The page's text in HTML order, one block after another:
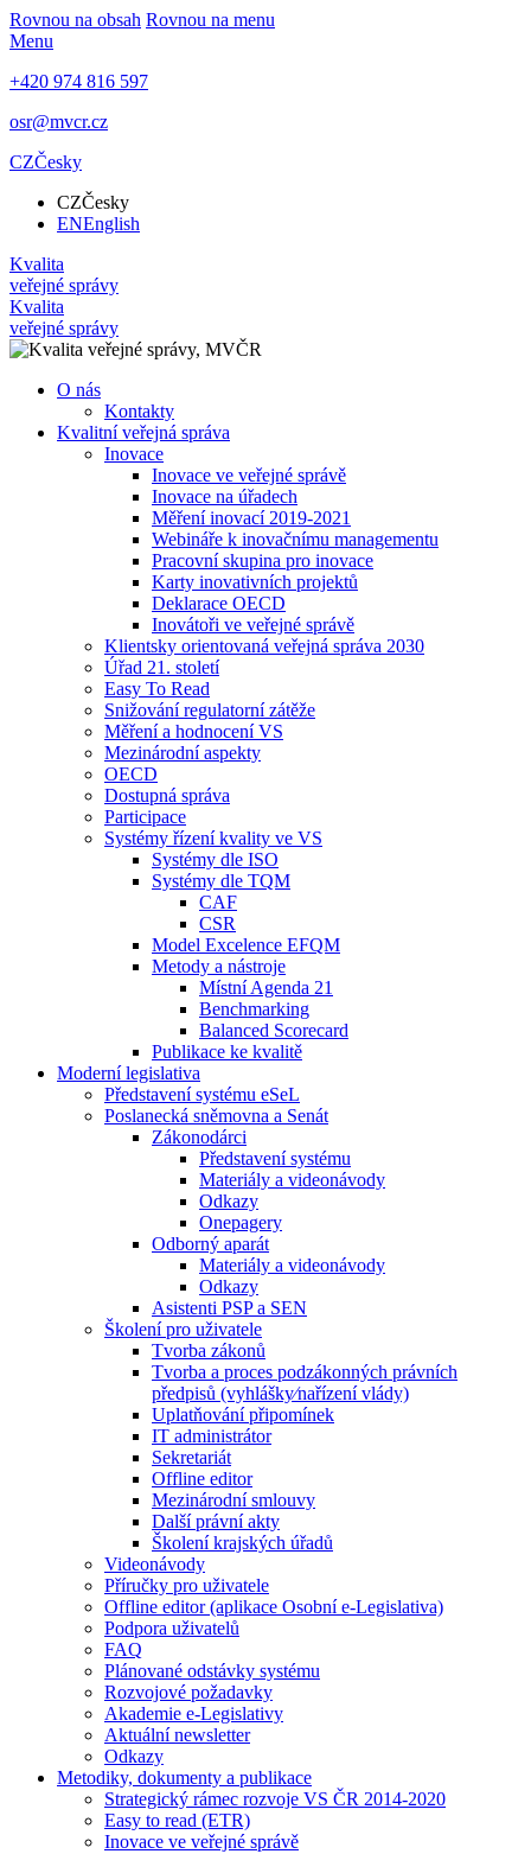
Rovnou na obsah Rovnou na menu
Menu
+420 974 816 597
osr@mvcr.cz
CZČesky
CZČesky
ENEnglish
Kvalita
veřejné správy
Kvalita
veřejné správy
O nás
Kontakty
Kvalitní veřejná správa
Inovace
Inovace ve veřejné správě
Inovace na úřadech
Měření inovací 2019-2021
Webináře k inovačnímu managementu
Pracovní skupina pro inovace
Karty inovativních projektů
Deklarace OECD
Inovátoři ve veřejné správě
Klientsky orientovaná veřejná správa 2030
Úřad 21. století
Easy To Read
Snižování regulatorní zátěže
Měření a hodnocení VS
Mezinárodní aspekty
OECD
Dostupná správa
Participace
Systémy řízení kvality ve VS
Systémy dle ISO
Systémy dle TQM
CAF
CSR
Model Excelence EFQM
Metody a nástroje
Místní Agenda 21
Benchmarking
Balanced Scorecard
Publikace ke kvalitě
Moderní legislativa
Představení systému eSeL
Poslanecká sněmovna a Senát
Zákonodárci
Představení systému
Materiály a videonávody
Odkazy
Onepagery
Odborný aparát
Materiály a videonávody
Odkazy
Asistenti PSP a SEN
Školení pro uživatele
Tvorba zákonů
Tvorba a proces podzákonných právních
předpisů (vyhlášky⁄nařízení vlády)
Uplatňování připomínek
IT administrátor
Sekretariát
Offline editor
Mezinárodní smlouvy
Další právní akty
Školení krajských úřadů
Videonávody
Příručky pro uživatele
Offline editor (aplikace Osobní e-Legislativa)
Podpora uživatelů
FAQ
Plánované odstávky systému
Rozvojové požadavky
Akademie e-Legislativy
Aktuální newsletter
Odkazy
Metodiky, dokumenty a publikace
Strategický rámec rozvoje VS ČR 2014-2020
Easy to read (ETR)
Inovace ve veřejné správě